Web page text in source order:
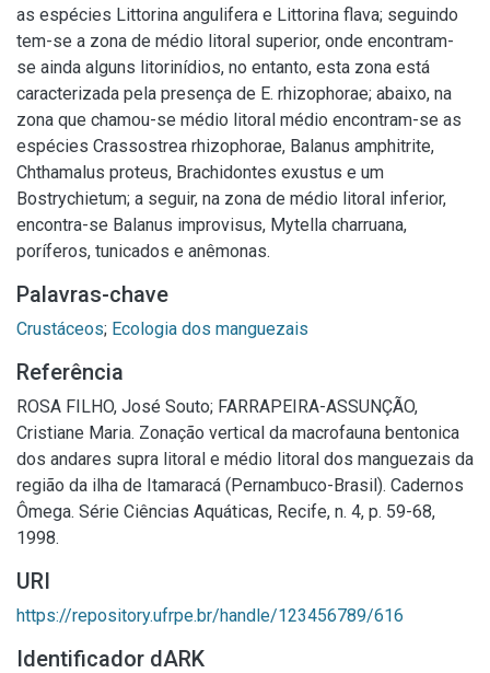
as espécies Littorina angulifera e Littorina flava; seguindo
tem-se a zona de médio litoral superior, onde encontram-
se ainda alguns litorinídios, no entanto, esta zona está
caracterizada pela presença de E. rhizophorae; abaixo, na
zona que chamou-se médio litoral médio encontram-se as
espécies Crassostrea rhizophorae, Balanus amphitrite,
Chthamalus proteus, Brachidontes exustus e um
Bostrychietum; a seguir, na zona de médio litoral inferior,
encontra-se Balanus improvisus, Mytella charruana,
poríferos, tunicados e anêmonas.
Palavras-chave
Crustáceos; Ecologia dos manguezais
Referência
ROSA FILHO, José Souto; FARRAPEIRA-ASSUNÇÃO,
Cristiane Maria. Zonação vertical da macrofauna bentonica
dos andares supra litoral e médio litoral dos manguezais da
região da ilha de Itamaracá (Pernambuco-Brasil). Cadernos
Ômega. Série Ciências Aquáticas, Recife, n. 4, p. 59-68,
1998.
URI
https://repository.ufrpe.br/handle/123456789/616
Identificador dARK